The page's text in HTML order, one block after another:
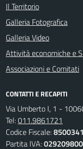
Il Territorio
Galleria Fotografica
Galleria Video
Attività economiche e
Associazioni e Comitati
CONTATTI E RECAPITI
Via Umberto I, 1 -
Tel:011.9861721
Codice Fiscale:
Partita IVA: